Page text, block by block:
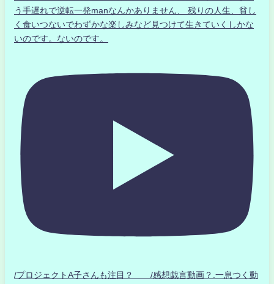
う手遅れで逆転一発manなんかありません、 残りの人生、貧し
く食いつないでわずかな楽しみなど見つけて生きていくしかな
いのです。ないのです。
/プロジェクトA子さんも注目？ /感想戯言動画？.一息つく動